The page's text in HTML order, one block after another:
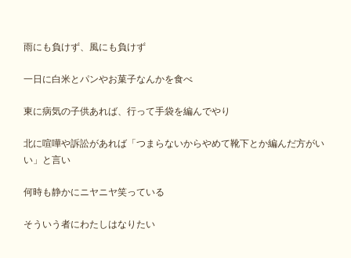
雨にも負けず、風にも負けず
一日に白米とパンやお菓子なんかを食べ
東に病気の子供あれば、行って手袋を編んでやり
北に喧嘩や訴訟があれば「つまらないからやめて靴下とか編んだ方がい
い」と言い
何時も静かにニヤニヤ笑っている
そういう者にわたしはなりたい